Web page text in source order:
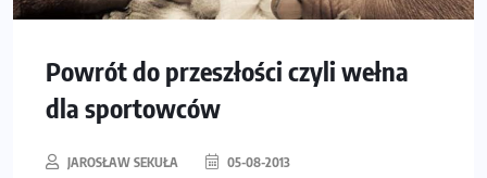
Powrót do przeszłości czyli wełna
dla sportowców
JAROSŁAW SEKUŁA 05-08-2013